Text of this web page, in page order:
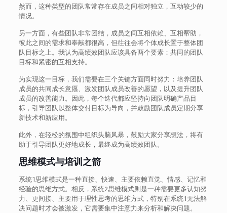
然而，这种类型的团队常常存在成员之间相对独立，互动较少的
情况。
另一方面，有些团队非常团结，成员之间互相依赖、互相帮助，
彼此之间的需求和奉献都很高，但往往会将个体成长置于整体团
队目标之上。我认为高绩效团队应该具备两个要素：共同的团队
目标和紧密的互相支持。
为实现这一目标，我们需要在三个关键方面同时努力：培养团队
成员的共同成长意愿、激发团队成员改善的愿望，以及提升团队
成员的改善能力。因此，每个迭代都应坚持向团队明确产品目
标，引导团队以整体交付目标为导向，并鼓励团队成员定期分享
新技术和新应用。
此外，在轻松的氛围中组织头脑风暴，鼓励大家分享想法，将有
助于引导团队更好地成长，最终成为高绩效团队。
思维模式与培训之箭
系统1思维模式是一种直接、快速、主要依赖直觉、情感、记忆和
经验的思维方式。相反，系统2思维模式则是一种需要更多认知努
力、更间接、主要用于理性思考的思维方式，特别在系统1无法解
决问题时才会被激发，它需要集中注意力来分析和解决问题。